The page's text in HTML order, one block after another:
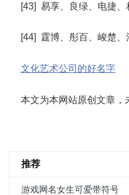
[43] 易享、良绿、电捷、
[44] 霆博、彤百、峻楚
文化艺术公司的好名字
本文为本网站原创文章，
推荐
游戏网名女生可爱带符号